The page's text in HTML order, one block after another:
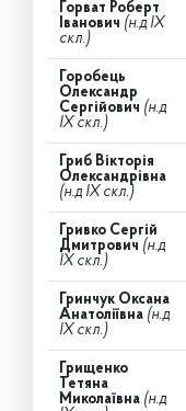
Горват Роберт
Іванович (н.д IX
скл.)
Горобець
Олександр
Сергійович (н.д
IX скл.)
Гриб Вікторія
Олександрівна
(н.д IX скл.)
Гривко Сергій
Дмитрович (н.д
IX скл.)
Гринчук Оксана
Анатоліївна (н.д
IX скл.)
Грищенко
Тетяна
Миколаївна (н.д